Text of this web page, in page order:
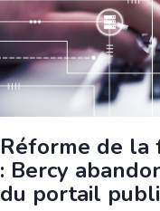
Réforme de la
: Bercy
du portail